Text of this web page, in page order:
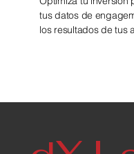
tus datos de
los resultados de tus